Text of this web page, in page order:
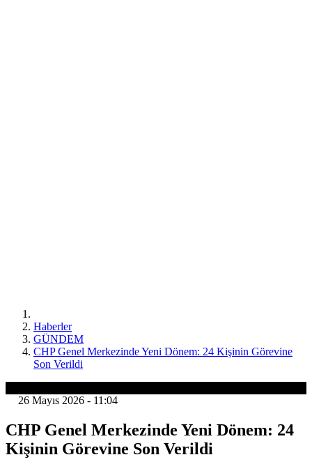
Haberler
GÜNDEM
CHP Genel Merkezinde Yeni Dönem: 24 Kişinin Görevine
Son Verildi
26 Mayıs 2026 - 11:04
CHP Genel Merkezinde Yeni Dönem: 24
Kişinin Görevine Son Verildi